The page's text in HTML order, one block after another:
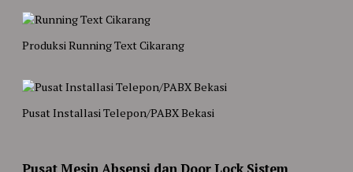
Produksi Running Text Cikarang
Pusat Installasi Telepon/PABX Bekasi